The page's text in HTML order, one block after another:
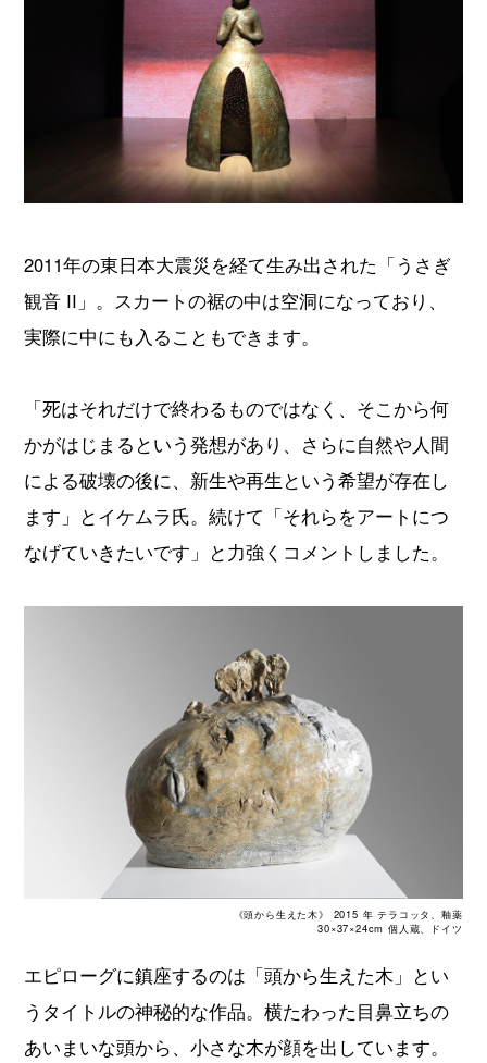
2011年の東日本大震災を経て生み出された「うさぎ
観音 II」。スカートの裾の中は空洞になっており、
実際に中にも入ることもできます。
「死はそれだけで終わるものではなく、そこから何
かがはじまるという発想があり、さらに自然や人間
による破壊の後に、新生や再生という希望が存在し
ます」とイケムラ氏。続けて「それらをアートにつ
なげていきたいです」と力強くコメントしました。
《頭から生えた木》 2015 年 テラコッタ、釉薬
30×37×24cm 個人蔵、ドイツ
エピローグに鎮座するのは「頭から生えた木」とい
うタイトルの神秘的な作品。横たわった目鼻立ちの
あいまいな頭から、小さな木が顔を出しています。